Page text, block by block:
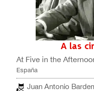
A las
At Five in the
España
Juan Antonio